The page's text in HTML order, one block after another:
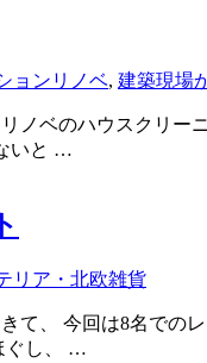
ョンリノベ, 建築現場
ノベのハウスクリ
いと …
リア・北欧雑貨
て、 今回は8名での
ぐし、 …